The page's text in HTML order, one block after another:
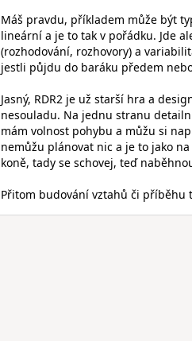
Máš pravdu, příkladem může být
lineární a je to tak v pořádku. Jde
(rozhodování, rozhovory) a
jestli půjdu do baráku předem
Jasný, RDR2 je už starší hra a
nesouladu. Na jednu stranu
mám volnost pohybu a můžu si
nemůžu plánovat nic a je to jako
koně, tady se schovej, teď
Přitom budování vztahů či příběhu